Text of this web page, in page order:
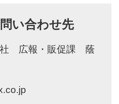
い合わせ先
社 広報・販促課 蔭